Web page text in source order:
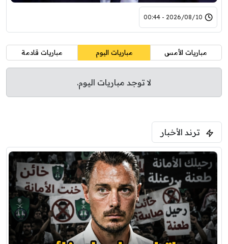
2026/08/10 - 00:44
مباريات الأمس مباريات اليوم مباريات قادمة
لا توجد مباريات اليوم.
ترند الأخبار